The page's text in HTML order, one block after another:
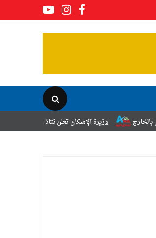
وزيرة الإسكان تعلن نتائج قرعة تخصيص أراضي برنامج